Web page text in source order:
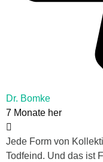
Dr. Bomke
7 Monate her
Jede Form von
Todfeind. Und das ist